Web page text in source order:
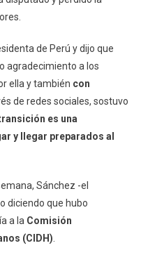
de Perú y dijo que
agradecimiento a los
ella y también con
de redes sociales, sostuvo
es una
y llegar preparados al
Sánchez -el
diciendo que hubo
a la Comisión
(CIDH).